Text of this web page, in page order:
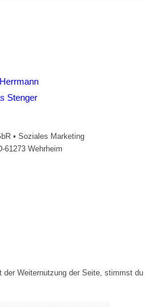
Stenger
• Soziales Marketing
61273 Wehrheim
der Weiternutzung der Seite, stimmst du